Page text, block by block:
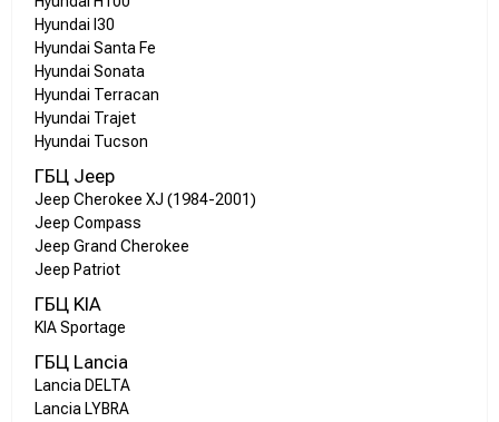
Hyundai I30
Hyundai Santa Fe
Hyundai Sonata
Hyundai Terracan
Hyundai Trajet
Hyundai Tucson
ГБЦ Jeep
Jeep Cherokee XJ (1984-2001)
Jeep Compass
Jeep Grand Cherokee
Jeep Patriot
ГБЦ KIA
KIA Sportage
ГБЦ Lancia
Lancia DELTA
Lancia LYBRA